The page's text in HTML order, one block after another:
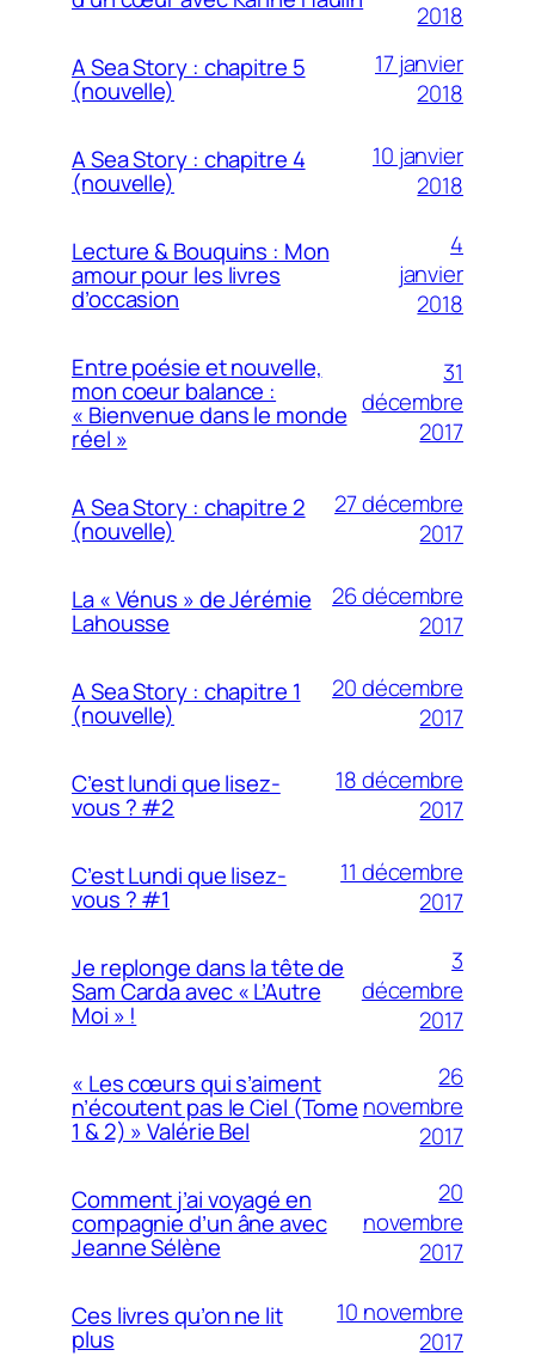
2018
A Sea Story : chapitre 5
(nouvelle)
17 janvier
2018
A Sea Story : chapitre 4
(nouvelle)
10 janvier
2018
Lecture & Bouquins : Mon
amour pour les livres
d’occasion
4
janvier
2018
Entre poésie et nouvelle,
mon coeur balance :
« Bienvenue dans le monde
réel »
31
décembre
2017
A Sea Story : chapitre 2
(nouvelle)
27 décembre
2017
La « Vénus » de Jérémie
Lahousse
26 décembre
2017
A Sea Story : chapitre 1
(nouvelle)
20 décembre
2017
C’est lundi que lisez-
vous ? #2
18 décembre
2017
C’est Lundi que lisez-
vous ? #1
11 décembre
2017
Je replonge dans la tête de
Sam Carda avec « L’Autre
Moi » !
3
décembre
2017
« Les cœurs qui s’aiment
n’écoutent pas le Ciel (Tome
1 & 2) » Valérie Bel
26
novembre
2017
Comment j’ai voyagé en
compagnie d’un âne avec
Jeanne Sélène
20
novembre
2017
Ces livres qu’on ne lit
plus
10 novembre
2017